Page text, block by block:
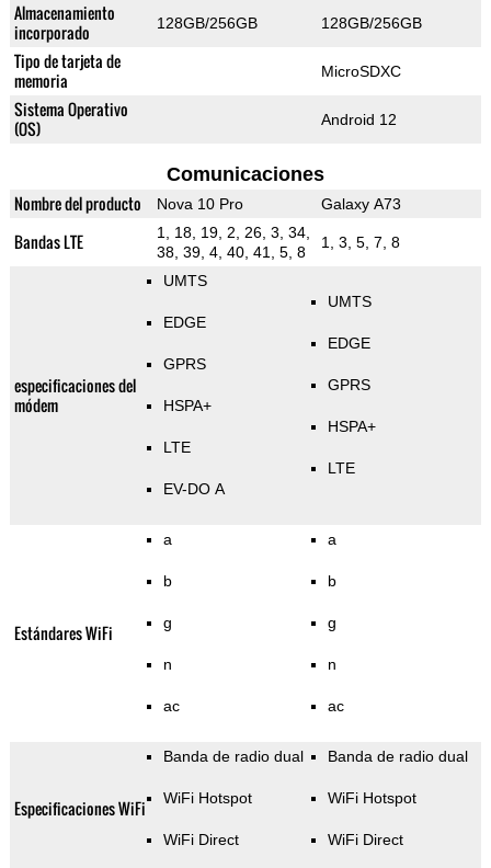
Almacenamiento
incorporado
128GB/256GB 128GB/256GB
Tipo de tarjeta de
memoria
MicroSDXC
Sistema Operativo
(OS)
Android 12
Comunicaciones
Nombre del producto Nova 10 Pro Galaxy A73
Bandas LTE
1, 18, 19, 2, 26, 3, 34,
38, 39, 4, 40, 41, 5, 8
1, 3, 5, 7, 8
especificaciones del
módem
UMTS
EDGE
GPRS
HSPA+
LTE
EV-DO A
UMTS
EDGE
GPRS
HSPA+
LTE
Estándares WiFi
a
b
g
n
ac
a
b
g
n
ac
Especificaciones WiFi
Banda de radio dual
WiFi Hotspot
WiFi Direct
Banda de radio dual
WiFi Hotspot
WiFi Direct